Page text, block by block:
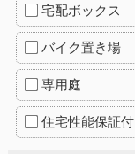
宅配ボックス
バイク置き場
専用庭
住宅性能保証付